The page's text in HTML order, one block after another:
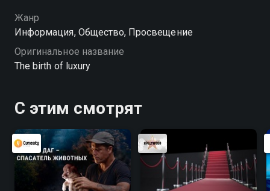
и Англии
Жанр
Информация, Общество, Просвещение
Оригинальное название
The birth of luxury
С этим смотрят